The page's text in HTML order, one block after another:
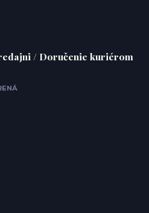
/ Doručenie kuriérom